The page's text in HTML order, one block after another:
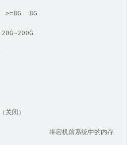
>=8G  8G
不分
关闭）
将宕机前系统中的内存异常信